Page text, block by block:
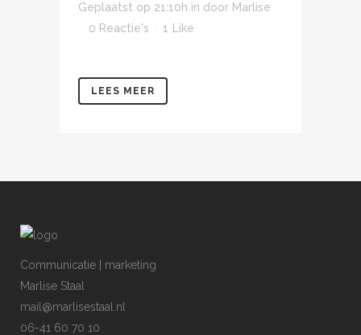
Geplaatst op 21:10h in door Marlise
0 Reactie's
1 Like
LEES MEER
Communicatie | marketing
Marlise Staal
mail@marlisestaal.nl
06-41 60 70 10